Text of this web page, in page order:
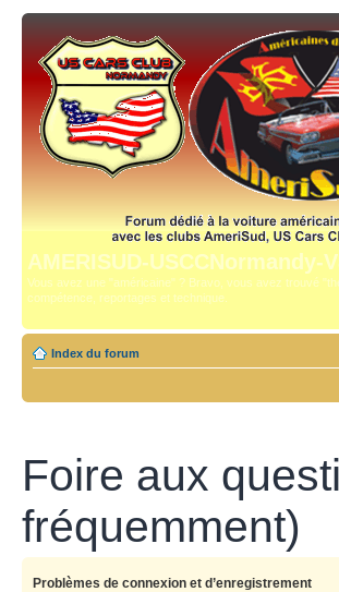
AMERISUD-USCCNormandy-
Vous avez une "américaine" ? Bravo, vous avez trouvé
compétence, reportages et technique.
Index du forum
Foire aux
fréquemment)
Problèmes de connexion et d’enregistrement